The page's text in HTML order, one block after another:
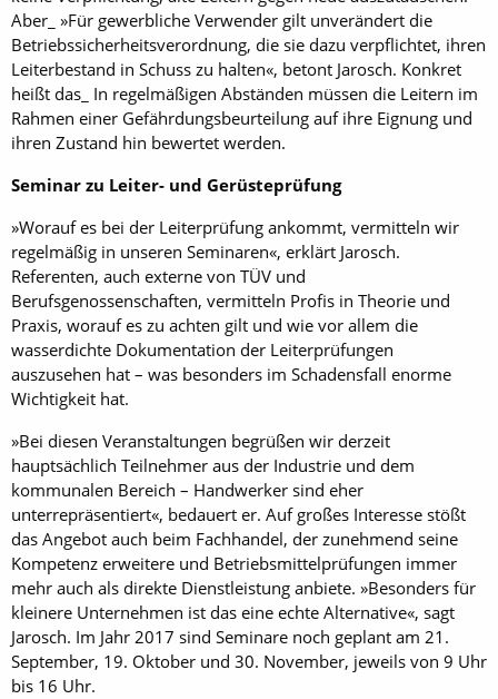
Aber_ »Für gewerbliche Verwender gilt unverändert die
Betriebs­sicherheitsverordnung, die sie dazu verpflichtet, ihren
Leiterbestand in Schuss zu halten«, betont Jarosch. Konkret
heißt das_ In regelmäßigen Abständen müssen die Leitern im
Rahmen einer Gefährdungsbeur­teilung auf ihre Eignung und
ihren Zustand hin bewertet werden.
Seminar zu Leiter- und Gerüsteprüfung
»Worauf es bei der Leiterprüfung ankommt, vermitteln wir
regelmäßig in unseren Seminaren«, erklärt Jarosch.
Referenten, auch externe von TÜV und
Berufsgenossenschaften, vermitteln Profis in Theorie und
Praxis, worauf es zu achten gilt und wie vor allem die
wasserdichte Dokumentation der Leiterprüfungen
auszusehen hat – was besonders im Schadensfall enorme
Wichtigkeit hat.
»Bei diesen Veranstaltungen begrüßen wir derzeit
hauptsächlich Teilnehmer aus der Industrie und dem
kommunalen Bereich – Handwerker sind eher
unterrepräsentiert«, bedauert er. Auf großes Interesse stößt
das Angebot auch beim Fachhandel, der zunehmend seine
Kompetenz erweitere und Betriebsmittelprüfungen immer
mehr auch als direkte Dienstleistung anbiete. »Besonders für
kleinere Unternehmen ist das eine echte Alternative«, sagt
Jarosch. Im Jahr 2017 sind Seminare noch geplant am 21.
September, 19. Oktober und 30. November, jeweils von 9 Uhr
bis 16 Uhr.